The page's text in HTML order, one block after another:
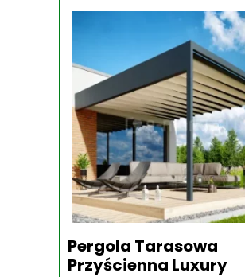
Pergola Tarasowa
Przyścienna Luxury